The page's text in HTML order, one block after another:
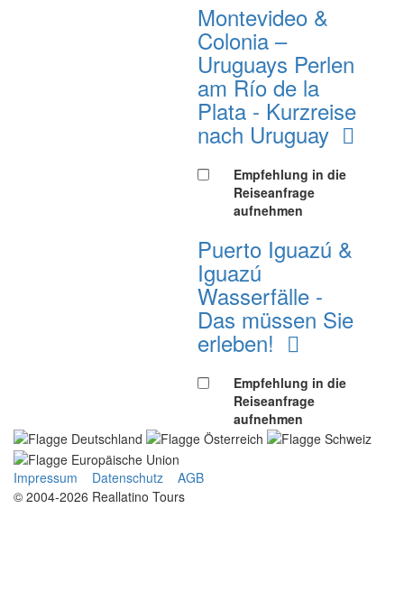
Montevideo &
Colonia –
Uruguays Perlen
am Río de la
Plata - Kurzreise
nach Uruguay
Empfehlung in die
Reiseanfrage
aufnehmen
Puerto Iguazú &
Iguazú
Wasserfälle -
Das müssen Sie
erleben!
Empfehlung in die
Reiseanfrage
aufnehmen
Impressum Datenschutz
AGB
© 2004-2026 Reallatino Tours